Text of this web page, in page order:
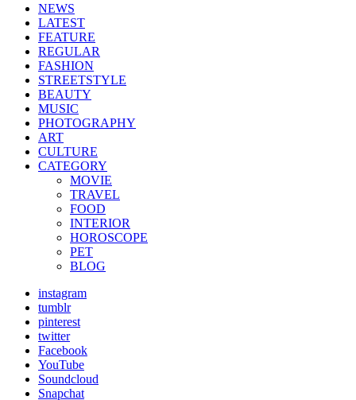
NEWS
LATEST
FEATURE
REGULAR
FASHION
STREETSTYLE
BEAUTY
MUSIC
PHOTOGRAPHY
ART
CULTURE
CATEGORY
MOVIE
TRAVEL
FOOD
INTERIOR
HOROSCOPE
PET
BLOG
instagram
tumblr
pinterest
twitter
Facebook
YouTube
Soundcloud
Snapchat